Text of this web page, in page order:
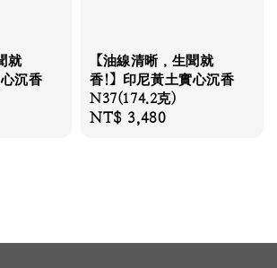
就
沉香
【油線清晰，生聞就
香!】印尼黃土實心沉香
N37(174.2克)
Regular
NT$ 3,480